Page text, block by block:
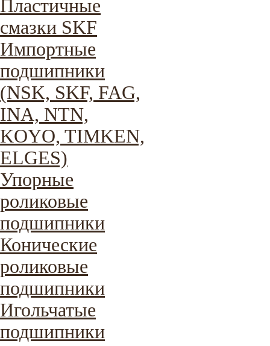
Пластичные
смазки SKF
Импортные
подшипники
(NSK, SKF, FAG,
INA, NTN,
KOYO, TIMKEN,
ELGES)
Упорные
роликовые
подшипники
Конические
роликовые
подшипники
Игольчатые
подшипники